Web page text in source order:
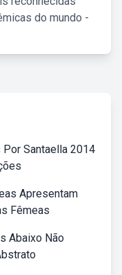
do mundo -
Santaella 2014
Apresentam
Fêmeas
Abaixo Não